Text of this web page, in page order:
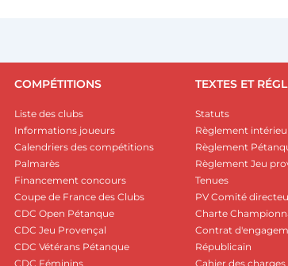
COMPÉTITIONS
Liste des clubs
Informations joueurs
Calendriers des compétitions
Palmarès
Financement concours
Coupe de France des Clubs
CDC Open Pétanque
CDC Jeu Provençal
CDC Vétérans Pétanque
CDC Féminins
TEXTES ET
Statuts
Règlement
Règlement
Règlement Jeu
Tenues
PV Comité
Charte
Contrat
Républicain
Cahier des